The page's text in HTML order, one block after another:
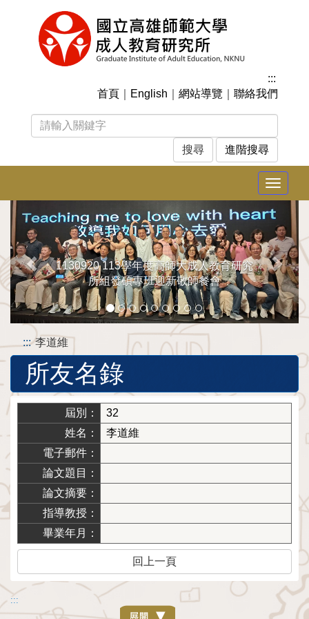
:::
首頁
English 網站導覽 聯絡我們
進階搜尋
Toggle
1130920 113學年度高師大成人教育研究
所組發碩專班迎新敬師餐會
上
一
張
下
一
張
::: 李道維
所友名錄
屆別：
32
姓名：
李道維
電子郵件：
論文題目：
論文摘要：
指導教授：
畢業年月：
回上一頁
:::